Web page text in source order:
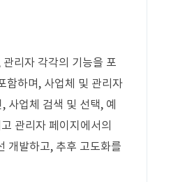
리자 각각의 기능을 포
함하며, 사업체 및 관리자
사업체 검색 및 선택, 예
관리자 페이지에서의
개발하고, 추후 고도화를